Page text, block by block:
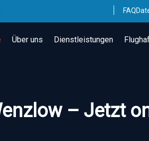
FAQ
Über uns Dienstleistungen
– Jetzt